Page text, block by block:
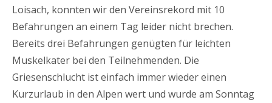
Loisach, konnten wir den Vereinsrekord mit 10
Befahrungen an einem Tag leider nicht brechen.
Bereits drei Befahrungen genügten für leichten
Muskelkater bei den Teilnehmenden. Die
Griesenschlucht ist einfach immer wieder einen
Kurzurlaub in den Alpen wert und wurde am Sonntag